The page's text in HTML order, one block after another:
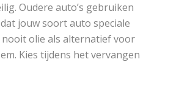
Oudere auto’s gebruiken
jouw soort auto speciale
olie als alternatief voor
Kies tijdens het vervangen